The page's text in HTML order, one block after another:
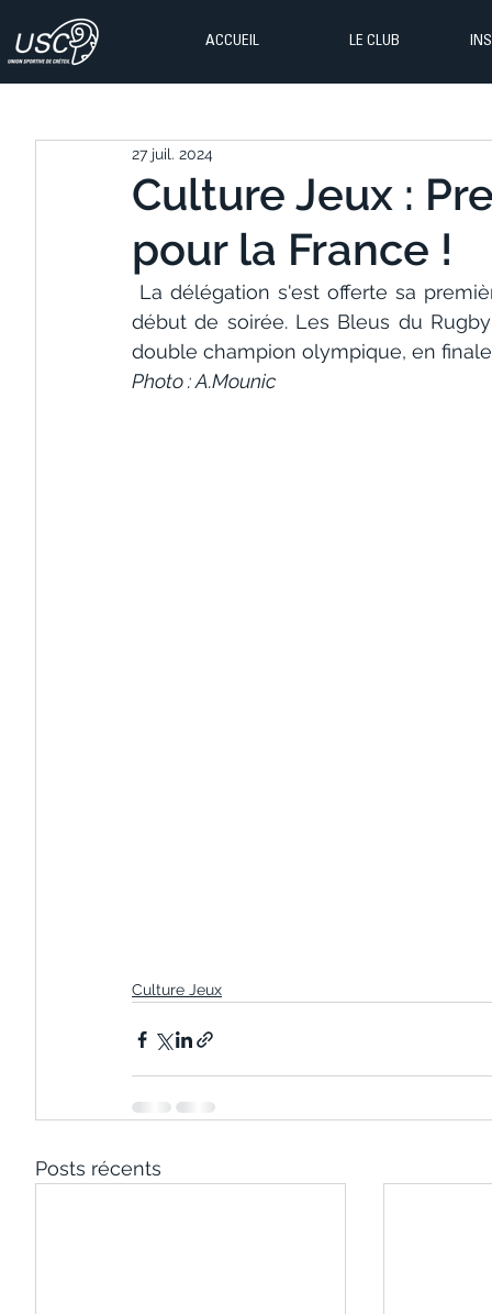
ACCUEIL LE CLUB
Culture Jeux :
pour la France !
27 juil. 2024
La délégation s'est offerte sa
début de soirée. Les Bleus du
double champion olympique, en finale
Photo : A.Mounic
Culture Jeux
Posts récents